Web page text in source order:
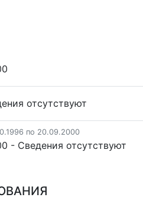
отсутствуют
по 20.09.2000
- Cведения отсутствуют